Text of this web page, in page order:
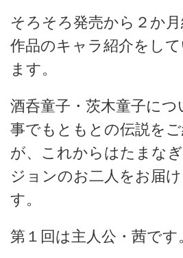
そろそろ発売から２か月
作品のキャラ紹介をし
ます。
酒呑童子・茨木童子に
事でもともとの伝説を
が、これからはたまな
ジョンのお二人をお届
す。
第１回は主人公・茜です